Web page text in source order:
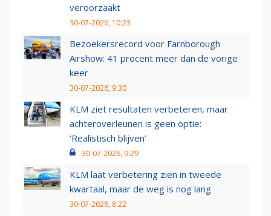
veroorzaakt
30-07-2026, 10:23
Bezoekersrecord voor Farnborough
Airshow: 41 procent meer dan de vorige
keer
30-07-2026, 9:30
KLM ziet resultaten verbeteren, maar
achteroverleunen is geen optie:
‘Realistisch blijven’
30-07-2026, 9:29
KLM laat verbetering zien in tweede
kwartaal, maar de weg is nog lang
30-07-2026, 8:22